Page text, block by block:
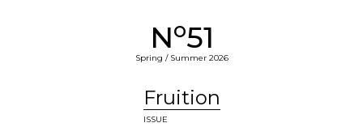
No51
Spring / Summer 2026
Fruition
ISSUE